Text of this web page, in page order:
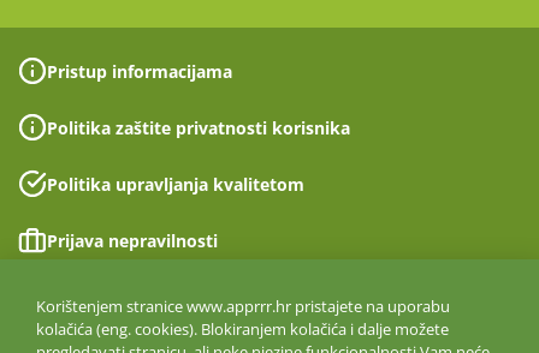
Pristup informacijama
Politika zaštite privatnosti korisnika
Politika upravljanja kvalitetom
Prijava nepravilnosti
Izjava o pristupačnosti
Korištenjem stranice www.apprrr.hr pristajete na uporabu
kolačića (eng. cookies). Blokiranjem kolačića i dalje možete